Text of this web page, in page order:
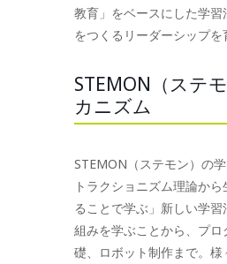
教育」をベースにした学
をつくるリーダーシップを
STEMON（ステ
カニズム
STEMON（ステモン）の
トラクショニズム理論から
ることで学ぶ」新しい学
組みを学ぶことから、プ
礎、ロボット制作まで。様